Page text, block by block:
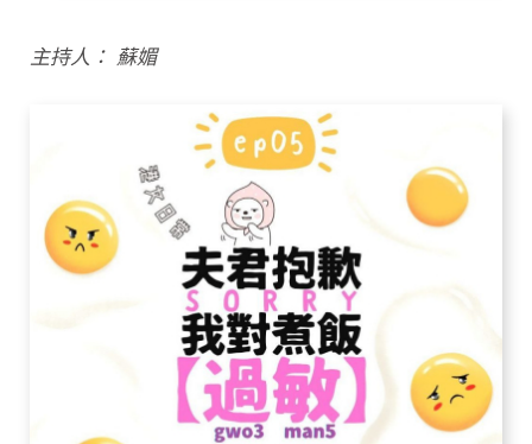
主持人： 蘇媚